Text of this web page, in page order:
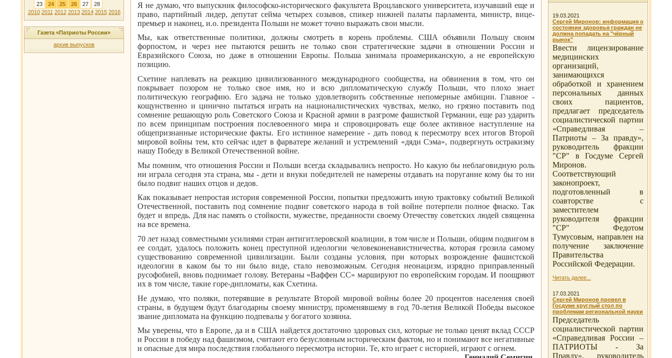
23
24 25 26 27
28
2010 2011 2012 2013 2014 2015 2016
Газета «Патриоты России»
архив выпусков
Я не думаю, что выпускник философско-исторического факультета Вроцлавского университета, изучавший еще и
право, партийный лидер, депутат сейма четырех созывов, спикер нижней палаты парламента, министр, вице-
премьер и наконец, и.о. президента Польши не может точно выражать свои мысли.
Мы, как ответственные политики, должны смотреть в корень проблемы. США объявили Польшу своим
форпостом, и через нее пытаются решить не только свои стратегические задачи в отношении России и
Евразийского Союза, но даже в отношении Европы. Польша занимала проамериканскую, а не европейскую
позицию.
Схетине наплевать на реакцию цивилизованного международного сообщества, на обвинения в том, что он
покрывает позором не только свое имя, но и всю дипломатическую службу Польши, что плохо знает
политическую географию. Его задача не только удовлетворить собственные непомерные амбиции. Главное -
кощунственно и цинично пытаться играть на националистических чувствах, мелко, но грязно поставить под
сомнение решающую роль Советского Союза и Красной армии в разгроме фашисткой Германии, еще раз ударить
по всем принципам построения послевоенного мира и спровоцировать еще более активное наступление на
общепризнанные исторические факты. Его истинное намерение - дать повод к пересмотру всех итогов Второй
мировой войны тем, кто сейчас идет в фарватере желаний и устремлений «дяди Сэма», подвергнуть остракизму
нашу Победу в Великой Отечественной войне.
Мы помним, что отношения России и Польши всегда складывались непросто. Но какую бы неблаговидную роль
ни играла сегодня эта страна, мы - дети и внуки победителей не намерены отдавать на поругание кому бы то ни
было подвиг наших отцов и дедов.
Как показывает непростая история современной России, попытки предложить иную трактовку событий Великой
Отечественной, поставить под сомнение подвиг советского народа в той войне потерпели полное фиаско. Так
будет и впредь. Для нас память о стойкости, мужестве, преданности своему Отечеству советских людей священна
на все времена.
70 лет назад совместными усилиями стран антигитлеровской коалиции, в том числе и Польши, общим подвигом в
ее солдат, удалось положить конец преступной идеологии человеконенавистничества, которая грозила самому
существованию современной цивилизации. Были созданы условия, при которых возрождение фашистской
идеологии в каком бы то ни было виде, стало невозможным. Сегодня неонацизм, изрядно приправленный
русофобией, вновь поднимает голову. Ветераны «Ваффен СС» маршируют по европейским городам. И поощряют
их в том числе, такие горе-дипломаты, как Схетина.
Не думаю, что поляки, потерявшие в результате Второй мировой войны более 20 процентов населения своей
страны, в будущем будут благодарны своему министру, променявшему в год 70-летия Великой Победы высокое
звание дипломата на функцию подпевалы у богатого хозяина.
Мы уверены, что в Европе, да и в США найдется достаточно здоровых сил, которые не только ценят вклад СССР
и России в победу над фашизмом, считают его безусловным историческим фактом, но и понимают все негативные
и опасные для мира последствия глобального пересмотра истории. Те, кто играет с историей, играют с огнем.
19.03.2021
Сергей Миронов: информация о
состоянии здоровья граждан не
должна попадать на "чёрный
рынок"
Ввести лицензирование
медицинских
организаций,
занимающихся
обработкой и хранением
персональных данных
своих пациентов,
предлагает председатель
социалистической партии
«Справедливая –
Патриоты – За правду»,
руководитель фракции
"СР" в Госдуме Сергей
Миронов.
Соответствующий
законопроект,
подготовленный в
соавторстве с
заместителем
руководителя фракции
"СР" Федотом
Тумусовым, направлен на
получение заключение
Правительства
Российской Федерации.
Читать далее...
17.03.2021
Сергей Миронов провел в
Госдуме круглый стол по
проблемам региональной науки
Председатель
социалистической партии
«Справедливая России –
ПАТРИОТЫ - За
Правду», руководитель